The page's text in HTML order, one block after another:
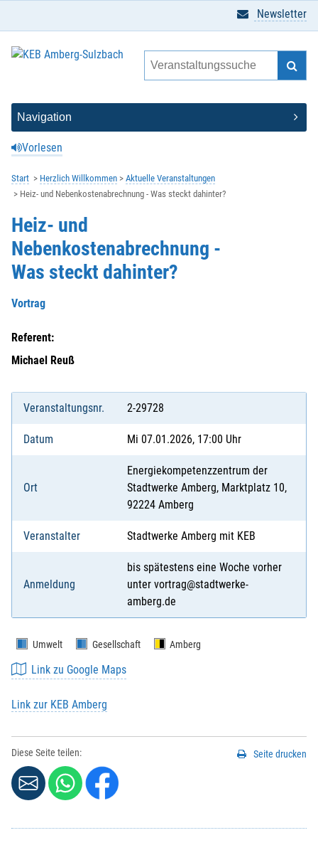
Vorlesen
Newsletter
Start Herzlich Willkommen
Aktuelle Veranstaltungen
Heiz- und Nebenkostenabrechnung - Was steckt dahinter?
Heiz- und
Nebenkostenabrechnung -
Was steckt dahinter?
Vortrag
Referent:
Michael Reuß
Veranstaltungsnr. 2-29728
Datum Mi 07.01.2026, 17:00 Uhr
Ort
Energiekompetenzzentrum der
Stadtwerke Amberg, Marktplatz 10,
92224 Amberg
Veranstalter Stadtwerke Amberg mit KEB
Anmeldung
bis spätestens eine Woche vorher
unter vortrag@stadtwerke-
amberg.de
Umwelt Gesellschaft Amberg
Link zu Google Maps
Link zur KEB Amberg
Diese Seite teilen: Seite drucken